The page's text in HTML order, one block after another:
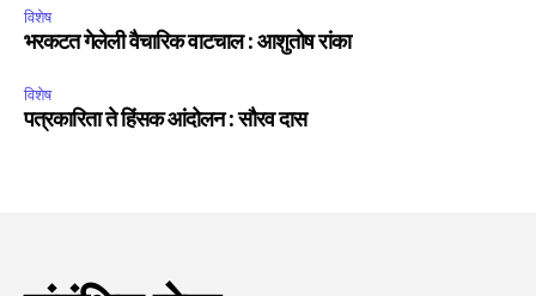
विशेष
भरकटत गेलेली वैचारिक वाटचाल : आशुतोष रांका
विशेष
पत्रकारिता ते हिंसक आंदोलन : सौरव दास